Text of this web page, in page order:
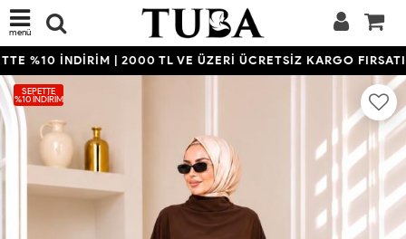
menü
%10 İNDİRİM | 2000 TL VE ÜZERİ ÜCRETSİZ KARGO
SEPETTE
%10 İNDIRIM